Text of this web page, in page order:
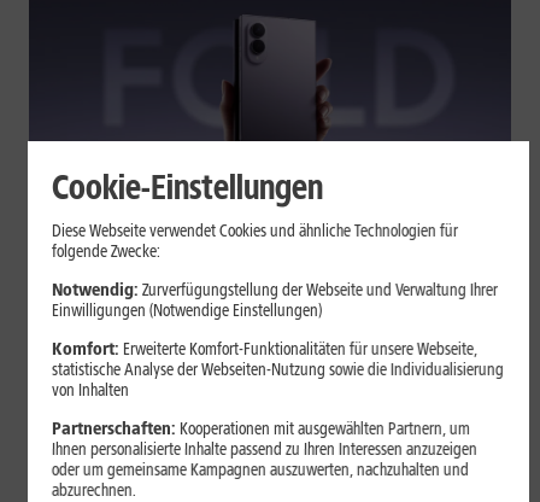
Tests & Vergleiche
Galaxy Z Fold7 oder Fold8: Was
sich beim neuen Foldable geändert
Kompakteres Format, neuer Chip, größerer Akku: Das Galaxy Z
Fold8 setzt andere Schwerpunkte als sein Vorgänger. Wir
zeigen, was Samsung verändert hat, welche Neuerungen im
Alltag zählen und wo das Fold7 Vorteile behält.
Cookie-Einstellungen
Diese Webseite verwendet Cookies und ähnliche Technologien für
folgende Zwecke:
Notwendig: Zurverfügungstellung der Webseite und Verwaltung Ihrer
Einwilligungen (Notwendige Einstellungen)
Komfort: Erweiterte Komfort-Funktionalitäten für unsere Webseite,
statistische Analyse der Webseiten-Nutzung sowie die Individualisierung
von Inhalten
Partnerschaften: Kooperationen mit ausgewählten Partnern, um
Ihnen personalisierte Inhalte passend zu Ihren Interessen anzuzeigen
oder um gemeinsame Kampagnen auszuwerten, nachzuhalten und
abzurechnen.